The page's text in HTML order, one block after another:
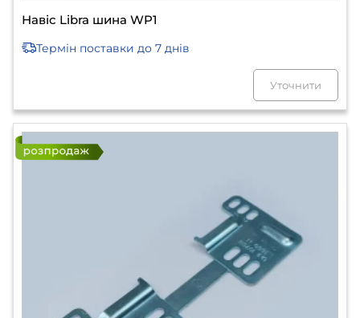
Навіс Libra шина WP1
Термін поставки до 7 днів
Уточнити